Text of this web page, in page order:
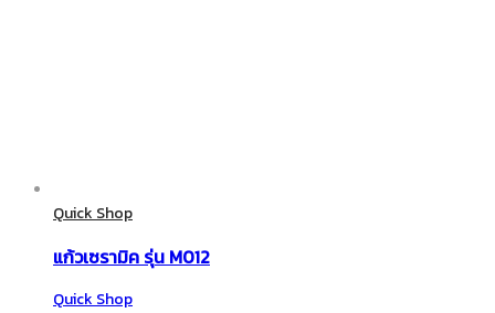
Quick Shop
แก้วเซรามิค รุ่น M012
Quick Shop